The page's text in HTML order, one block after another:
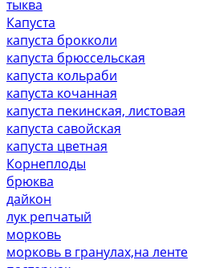
тыква
Капуста
капуста брокколи
капуста брюссельская
капуста кольраби
капуста кочанная
капуста пекинская, листовая
капуста савойская
капуста цветная
Корнеплоды
брюква
дайкон
лук репчатый
морковь
морковь в гранулах,на ленте